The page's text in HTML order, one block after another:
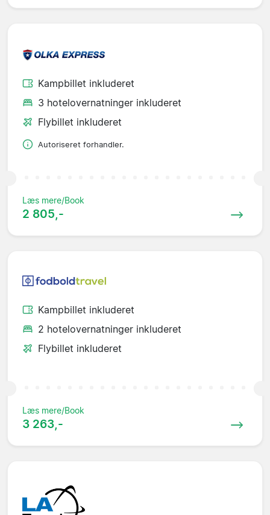
Kampbillet inkluderet
3 hotelovernatninger inkluderet
Flybillet inkluderet
Autoriseret forhandler.
Læs mere/Book
2 805,-
Kampbillet inkluderet
2 hotelovernatninger inkluderet
Flybillet inkluderet
Læs mere/Book
3 263,-